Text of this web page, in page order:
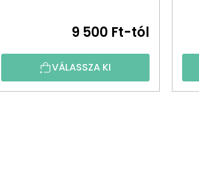
9 500 Ft-tól
VÁLASSZA KI